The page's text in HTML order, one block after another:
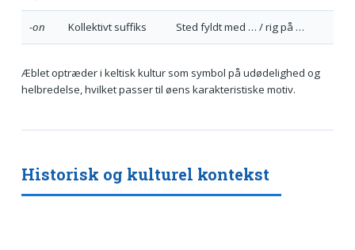
-on Kollektivt suffiks Sted fyldt med … / rig på …
Æblet optræder i keltisk kultur som symbol på udødelighed og
helbredelse, hvilket passer til øens karakteristiske motiv.
Historisk og kulturel kontekst